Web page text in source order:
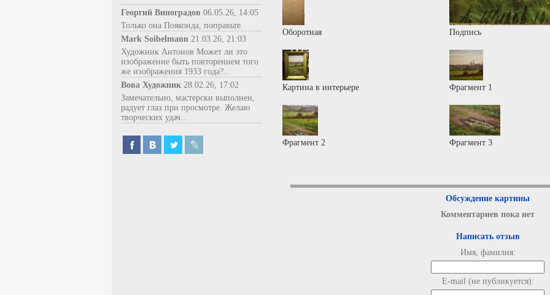
Георгий Виноградов 06.05.26, 14:05
Только она Пояконда, поправьте.
Mark Soibelmann 21.03.26, 21:03
Художник Антонов Может ли это
изображение быть повторением того
же изображения 1933 года?...
Вова Художник 28.02.26, 17:02
Замечательно, мастерски выполнен,
радует глаз при просмотре. Желаю
творческих удач...
Оборотная Подпись
Картина в интерьере Фрагмент 1
Фрагмент 2 Фрагмент 3
Обсуждение картины
Комментариев пока нет
Написать отзыв
Имя, фамилия:
E-mail (не публикуется):